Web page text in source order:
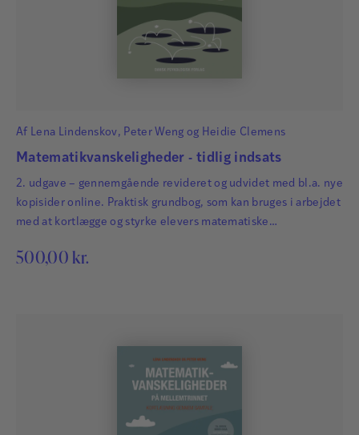
Af Lena Lindenskov, Peter Weng og Heidie Clemens
Matematikvanskeligheder - tidlig indsats
2. udgave – gennemgående revideret og udvidet med bl.a. nye
kopisider online. Praktisk grundbog, som kan bruges i arbejdet
med at kortlægge og styrke elevers matematiske
500,00 kr.